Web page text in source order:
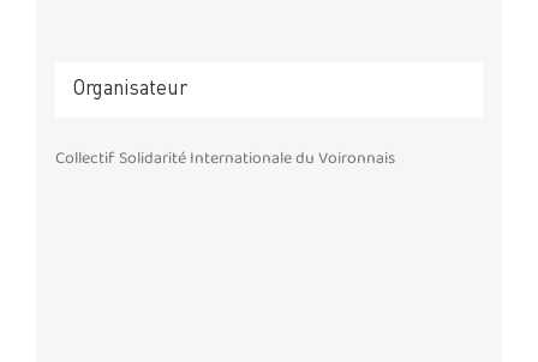
Organisateur
Collectif Solidarité Internationale du Voironnais